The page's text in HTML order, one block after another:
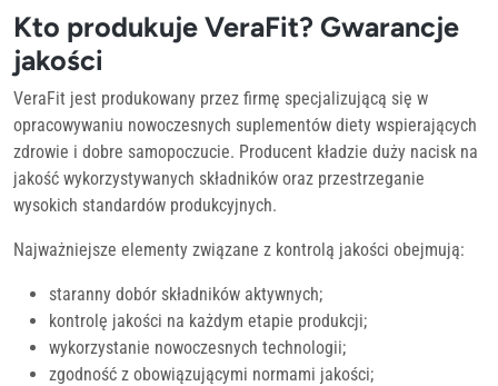
Kto produkuje VeraFit? Gwarancje
jakości
VeraFit jest produkowany przez firmę specjalizującą się w
opracowywaniu nowoczesnych suplementów diety wspierających
zdrowie i dobre samopoczucie. Producent kładzie duży nacisk na
jakość wykorzystywanych składników oraz przestrzeganie
wysokich standardów produkcyjnych.
Najważniejsze elementy związane z kontrolą jakości obejmują:
staranny dobór składników aktywnych;
kontrolę jakości na każdym etapie produkcji;
wykorzystanie nowoczesnych technologii;
zgodność z obowiązującymi normami jakości;